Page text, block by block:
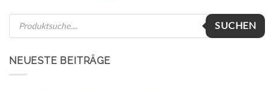
Products
search
SUCHEN
NEUESTE BEITRÄGE